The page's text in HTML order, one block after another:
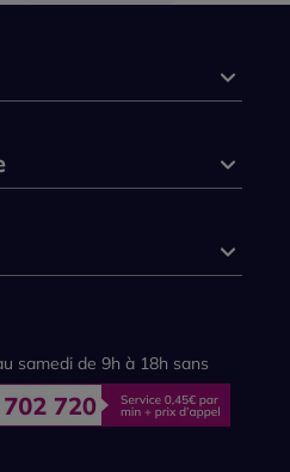
samedi de 9h à 18h sans